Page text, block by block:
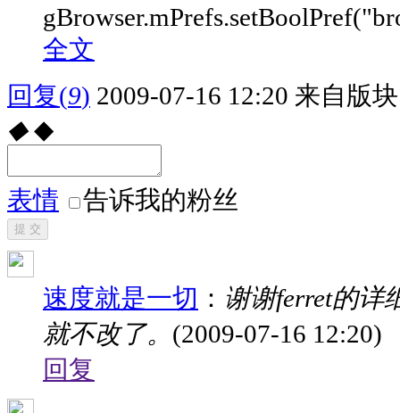
全文
回复(9) 2009-07-16 12:20 来自版
◆ ◆
表情 告诉我的粉丝
提 交
速度就是一切 ： 谢谢ferret的详
就不改了。 (2009-07-16 12:20)
回复